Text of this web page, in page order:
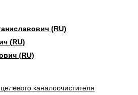
(RU)
(RU)
(RU)